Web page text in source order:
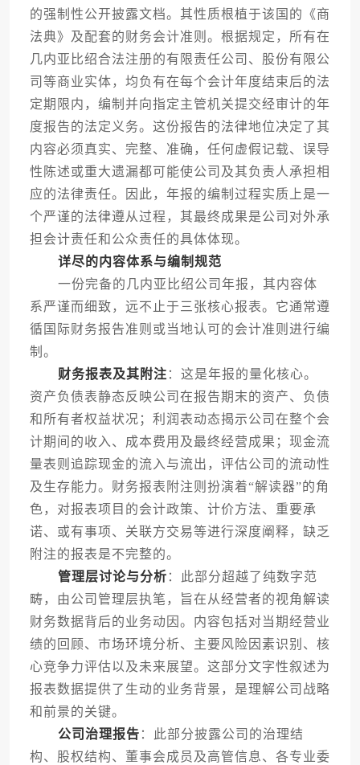
的强制性公开披露文档。其性质根植于该国的《商
法典》及配套的财务会计准则。根据规定，所有在
几内亚比绍合法注册的有限责任公司、股份有限公
司等商业实体，均负有在每个会计年度结束后的法
定期限内，编制并向指定主管机关提交经审计的年
度报告的法定义务。这份报告的法律地位决定了其
内容必须真实、完整、准确，任何虚假记载、误导
性陈述或重大遗漏都可能使公司及其负责人承担相
应的法律责任。因此，年报的编制过程实质上是一
个严谨的法律遵从过程，其最终成果是公司对外承
担会计责任和公众责任的具体体现。
详尽的内容体系与编制规范
一份完备的几内亚比绍公司年报，其内容体
系严谨而细致，远不止于三张核心报表。它通常遵
循国际财务报告准则或当地认可的会计准则进行编
制。
财务报表及其附注 ：这是年报的量化核心。
资产负债表静态反映公司在报告期末的资产、负债
和所有者权益状况；利润表动态揭示公司在整个会
计期间的收入、成本费用及最终经营成果；现金流
量表则追踪现金的流入与流出，评估公司的流动性
及生存能力。财务报表附注则扮演着“解读器”的角
色，对报表项目的会计政策、计价方法、重要承
诺、或有事项、关联方交易等进行深度阐释，缺乏
附注的报表是不完整的。
管理层讨论与分析 ：此部分超越了纯数字范
畴，由公司管理层执笔，旨在从经营者的视角解读
财务数据背后的业务动因。内容包括对当期经营业
绩的回顾、市场环境分析、主要风险因素识别、核
心竞争力评估以及未来展望。这部分文字性叙述为
报表数据提供了生动的业务背景，是理解公司战略
和前景的关键。
公司治理报告 ：此部分披露公司的治理结
构、股权结构、董事会成员及高管信息、各专业委